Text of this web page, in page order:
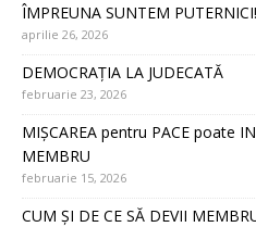
ÎMPREUNA SUNTEM PUTERNICI!
aprilie 26, 2026
DEMOCRAȚIA LA JUDECATĂ
februarie 23, 2026
MIȘCAREA pentru PACE poate
MEMBRU
februarie 15, 2026
CUM ȘI DE CE SĂ DEVII